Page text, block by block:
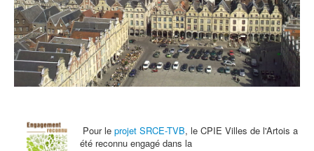
Espace Info Energie
Guide Nature Patrimoine Volontaire (GNPV)
Centre de Ressources du Territoire (CRT)
Contact
Pour le projet SRCE-TVB, le CPIE Villes de l'Artois a
été reconnu engagé dans la